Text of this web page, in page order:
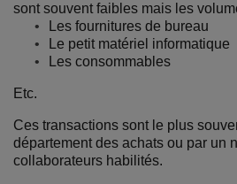
sont souvent faibles mais les
Les fournitures de bureau
Le petit matériel informatique
Les consommables
Etc.
Ces transactions sont le plus
département des achats ou par un
collaborateurs habilités.